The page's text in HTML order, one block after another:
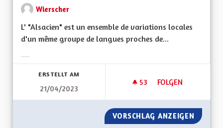
Wierscher
L' "Alsacien" est un ensemble de variations locales
d'un même groupe de langues proches de...
ERSTELLT AM
21/04/2023
53 53 FOLLOWER
FOLGEN
ALSACIEN:
VORSCHLAG ANZEIGEN